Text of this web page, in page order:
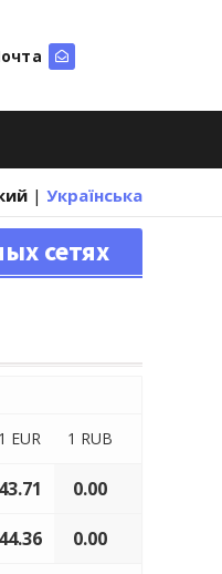
| Українська
сетях
1 EUR 1 RUB
43.71 0.00
44.36 0.00